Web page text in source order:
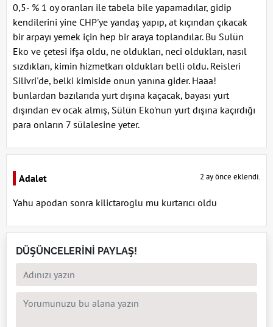
0,5- % 1 oy oranları ile tabela bile yapamadılar, gidip
kendilerini yine CHP'ye yandaş yapıp, at kıçından çıkacak
bir arpayı yemek için hep bir araya toplandılar. Bu Sulün
Eko ve çetesi ifşa oldu, ne oldukları, neci oldukları, nasıl
sızdıkları, kimin hizmetkarı oldukları belli oldu. Reisleri
Silivri'de, belki kimiside onun yanına gider. Haaa!
bunlardan bazılarıda yurt dışına kaçacak, bayası yurt
dışından ev ocak almış, Sülün Eko'nun yurt dışına kaçırdığı
para onların 7 sülalesine yeter.
Adalet 2 ay önce eklendi.
Yahu apodan sonra kilictaroglu mu kurtarıcı oldu
DÜŞÜNCELERİNİ PAYLAŞ!